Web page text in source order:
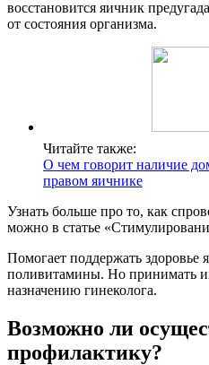
восстановится яичник
от состояния организма.
Читайте также:
О чем говорит наличие
правом яичнике
Узнать больше про то, как
можно в статье
Помогает поддержать здоровье
поливитамины. Но принимать
назначению гинеколога.
Возможно ли
профилактику?